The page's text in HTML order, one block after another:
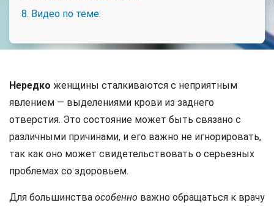
8. Видео по теме:
Нередко женщины сталкиваются с неприятным
явлением — выделениями крови из заднего
отверстия. Это состояние может быть связано с
различными причинами, и его важно не игнорировать,
так как оно может свидетельствовать о серьезных
проблемах со здоровьем.
Для большинства особенно важно обращаться к врачу